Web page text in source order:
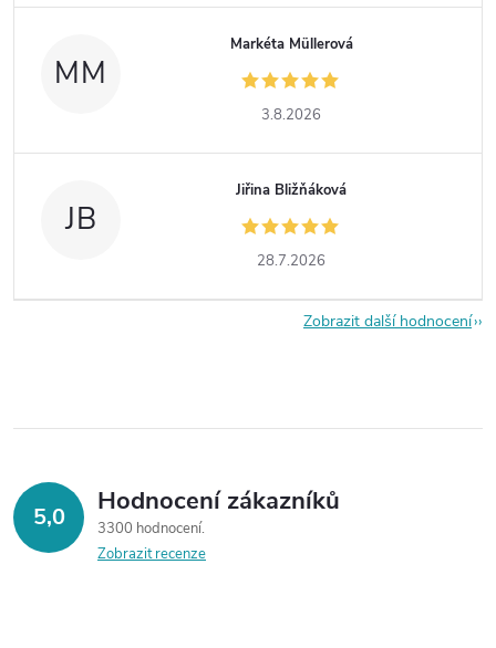
MM
Markéta Müllerová
3.8.2026
JB
Jiřina Bližňáková
28.7.2026
Zobrazit další hodnocení
5,0 Hodnocení zákazníků
3300 hodnocení
Zobrazit recenze